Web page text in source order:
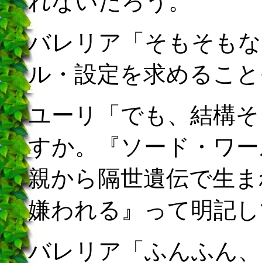
バレリア「そもそも
ル・設定を求めるこ
ユーリ「でも、結構
すか。『ソード・ワ
親から隔世遺伝で生
嫌われる』って明記
バレリア「ふんふん